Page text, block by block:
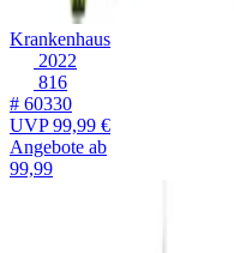
Krankenhaus
2022
816
# 60330
UVP99,99 €
Angebote ab
99,99